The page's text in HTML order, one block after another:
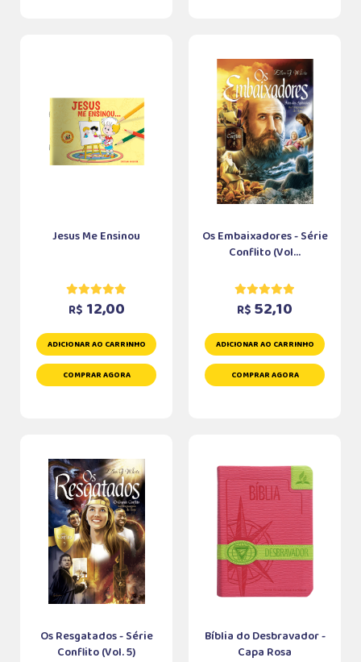
Jesus Me Ensinou
R$ 12,00
ADICIONAR AO CARRINHO
COMPRAR AGORA
Os Embaixadores - Série
Conflito (Vol...
R$ 52,10
ADICIONAR AO CARRINHO
COMPRAR AGORA
Os Resgatados - Série
Conflito (Vol. 5)
Bíblia do Desbravador -
Capa Rosa